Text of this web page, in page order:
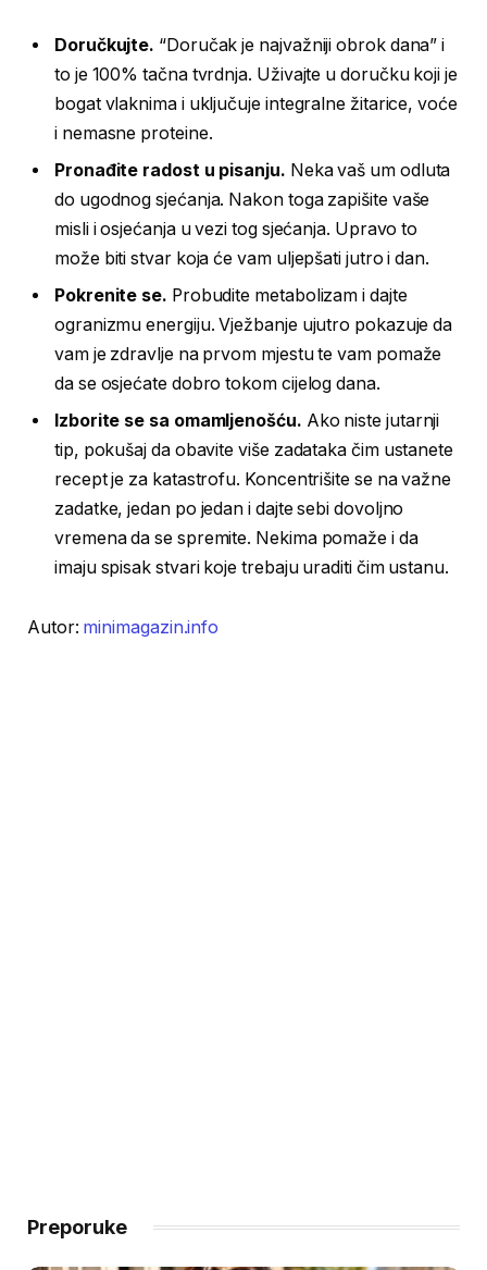
Doručkujte. “Doručak je najvažniji obrok dana” i
to je 100% tačna tvrdnja. Uživajte u doručku koji je
bogat vlaknima i uključuje integralne žitarice, voće
i nemasne proteine.
Pronađite radost u pisanju. Neka vaš um odluta
do ugodnog sjećanja. Nakon toga zapišite vaše
misli i osjećanja u vezi tog sjećanja. Upravo to
može biti stvar koja će vam uljepšati jutro i dan.
Pokrenite se. Probudite metabolizam i dajte
ogranizmu energiju. Vježbanje ujutro pokazuje da
vam je zdravlje na prvom mjestu te vam pomaže
da se osjećate dobro tokom cijelog dana.
Izborite se sa omamljenošću. Ako niste jutarnji
tip, pokušaj da obavite više zadataka čim ustanete
recept je za katastrofu. Koncentrišite se na važne
zadatke, jedan po jedan i dajte sebi dovoljno
vremena da se spremite. Nekima pomaže i da
imaju spisak stvari koje trebaju uraditi čim ustanu.
Autor: minimagazin.info
Preporuke